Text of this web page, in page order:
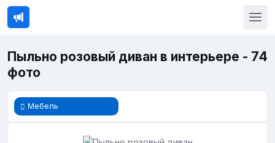
Пыльно розовый диван в интерьере - 74
фото
Мебель